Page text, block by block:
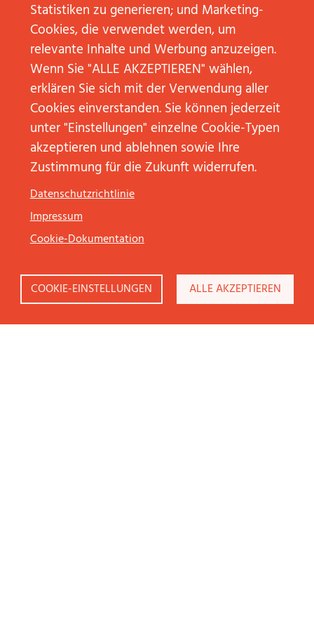
Agenda der Trainings
JP KOM unterstützt die
Fähigkeiten zur
persönlichen
– zum Beispiel im Down-
Cascading oder in der
Co-Kreation. Im Rahmen
von Train-the-Trainer-
Führungskräfte, wie
Moderation den Fokus
Statistiken zu generieren; und Marketing-
Cookies, die verwendet werden, um
relevante Inhalte und Werbung anzuzeigen.
Wenn Sie "ALLE AKZEPTIEREN" wählen,
erklären Sie sich mit der Verwendung aller
Cookies einverstanden. Sie können jederzeit
unter "Einstellungen" einzelne Cookie-Typen
akzeptieren und ablehnen sowie Ihre
Zustimmung für die Zukunft widerrufen.
Datenschutzrichtlinie
Impressum
Cookie-Dokumentation
COOKIE-EINSTELLUNGEN ALLE AKZEPTIEREN